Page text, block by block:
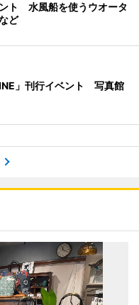
ト 水風船を使うウオータ
ど
」刊行イベント 写真館